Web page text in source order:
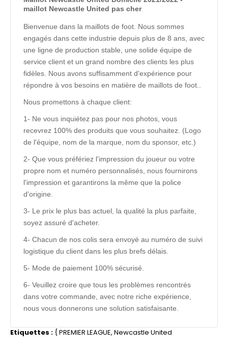
maillot Newcastle United pas cher
Bienvenue dans la maillots de foot. Nous sommes
engagés dans cette industrie depuis plus de 8 ans, avec
une ligne de production stable, une solide équipe de
service client et un grand nombre des clients les plus
fidèles. Nous avons suffisamment d'expérience pour
répondre à vos besoins en matière de maillots de foot..
Nous promettons à chaque client:
1- Ne vous inquiétez pas pour nos photos, vous
recevrez 100% des produits que vous souhaitez. (Logo
de l'équipe, nom de la marque, nom du sponsor, etc.)
2- Que vous préfériez l'impression du joueur ou votre
propre nom et numéro personnalisés, nous fournirons
l'impression et garantirons la même que la police
d'origine.
3- Le prix le plus bas actuel, la qualité la plus parfaite,
soyez assuré d'acheter.
4- Chacun de nos colis sera envoyé au numéro de suivi
logistique du client dans les plus brefs délais.
5- Mode de paiement 100% sécurisé.
6- Veuillez croire que tous les problèmes rencontrés
dans votre commande, avec notre riche expérience,
nous vous donnerons une solution satisfaisante.
Etiquettes : {PREMIER LEAGUE, Newcastle United